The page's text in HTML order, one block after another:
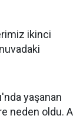
ikinci
yaşanan
neden oldu. A